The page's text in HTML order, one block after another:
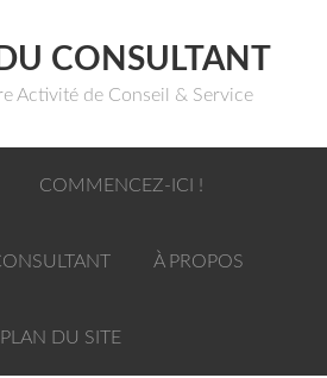
CONSULTANT
Activité de Conseil & Service
COMMENCEZ-ICI !
À PROPOS
PLAN DU SITE